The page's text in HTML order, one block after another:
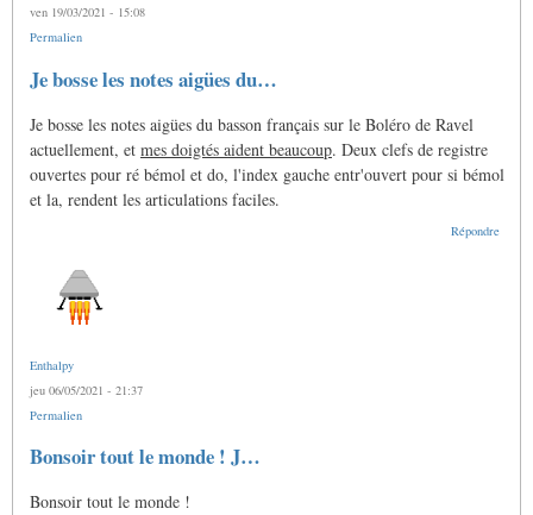
ven 19/03/2021 - 15:08
Permalien
Je bosse les notes aigües du…
Je bosse les notes aigües du basson français sur le Boléro de Ravel
actuellement, et mes doigtés aident beaucoup. Deux clefs de registre
ouvertes pour ré bémol et do, l'index gauche entr'ouvert pour si bémol
et la, rendent les articulations faciles.
Répondre
Enthalpy
jeu 06/05/2021 - 21:37
Permalien
Bonsoir tout le monde ! J…
Bonsoir tout le monde !